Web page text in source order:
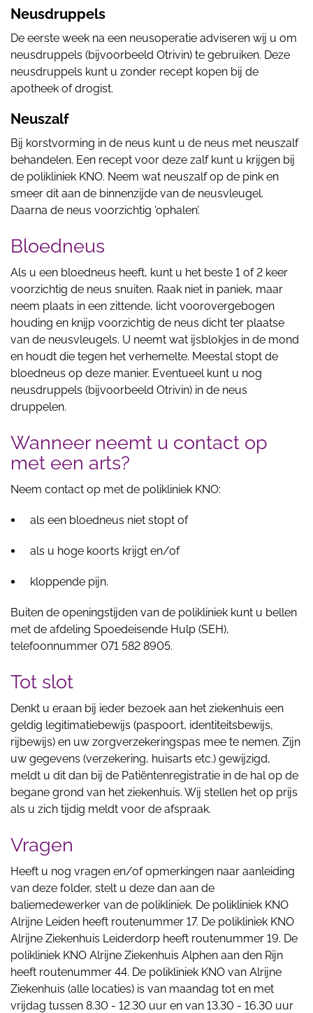
Neusdruppels
De eerste week na een neusoperatie adviseren wij u om
neusdruppels (bijvoorbeeld Otrivin) te gebruiken. Deze
neusdruppels kunt u zonder recept kopen bij de
apotheek of drogist.
Neuszalf
Bij korstvorming in de neus kunt u de neus met neuszalf
behandelen. Een recept voor deze zalf kunt u krijgen bij
de polikliniek KNO. Neem wat neuszalf op de pink en
smeer dit aan de binnenzijde van de neusvleugel.
Daarna de neus voorzichtig 'ophalen’.
Bloedneus
Als u een bloedneus heeft, kunt u het beste 1 of 2 keer
voorzichtig de neus snuiten. Raak niet in paniek, maar
neem plaats in een zittende, licht voorovergebogen
houding en knijp voorzichtig de neus dicht ter plaatse
van de neusvleugels. U neemt wat ijsblokjes in de mond
en houdt die tegen het verhemelte. Meestal stopt de
bloedneus op deze manier. Eventueel kunt u nog
neusdruppels (bijvoorbeeld Otrivin) in de neus
druppelen.
Wanneer neemt u contact op
met een arts?
Neem contact op met de polikliniek KNO:
als een bloedneus niet stopt of
als u hoge koorts krijgt en/of
kloppende pijn.
Buiten de openingstijden van de polikliniek kunt u bellen
met de afdeling Spoedeisende Hulp (SEH),
telefoonnummer 071 582 8905.
Tot slot
Denkt u eraan bij ieder bezoek aan het ziekenhuis een
geldig legitimatiebewijs (paspoort, identiteitsbewijs,
rijbewijs) en uw zorgverzekeringspas mee te nemen. Zijn
uw gegevens (verzekering, huisarts etc.) gewijzigd,
meldt u dit dan bij de Patiëntenregistratie in de hal op de
begane grond van het ziekenhuis. Wij stellen het op prijs
als u zich tijdig meldt voor de afspraak.
Vragen
Heeft u nog vragen en/of opmerkingen naar aanleiding
van deze folder, stelt u deze dan aan de
baliemedewerker van de polikliniek. De polikliniek KNO
Alrijne Leiden heeft routenummer 17. De polikliniek KNO
Alrijne Ziekenhuis Leiderdorp heeft routenummer 19. De
polikliniek KNO Alrijne Ziekenhuis Alphen aan den Rijn
heeft routenummer 44. De polikliniek KNO van Alrijne
Ziekenhuis (alle locaties) is van maandag tot en met
vrijdag tussen 8.30 - 12.30 uur en van 13.30 - 16.30 uur